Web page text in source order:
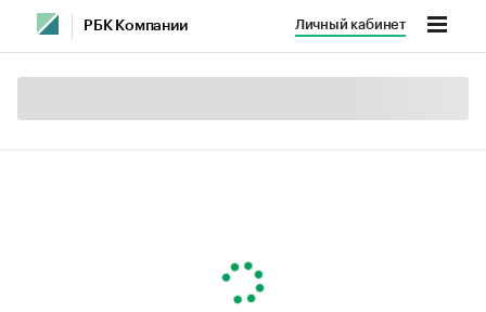
РБК Компании Личный кабинет